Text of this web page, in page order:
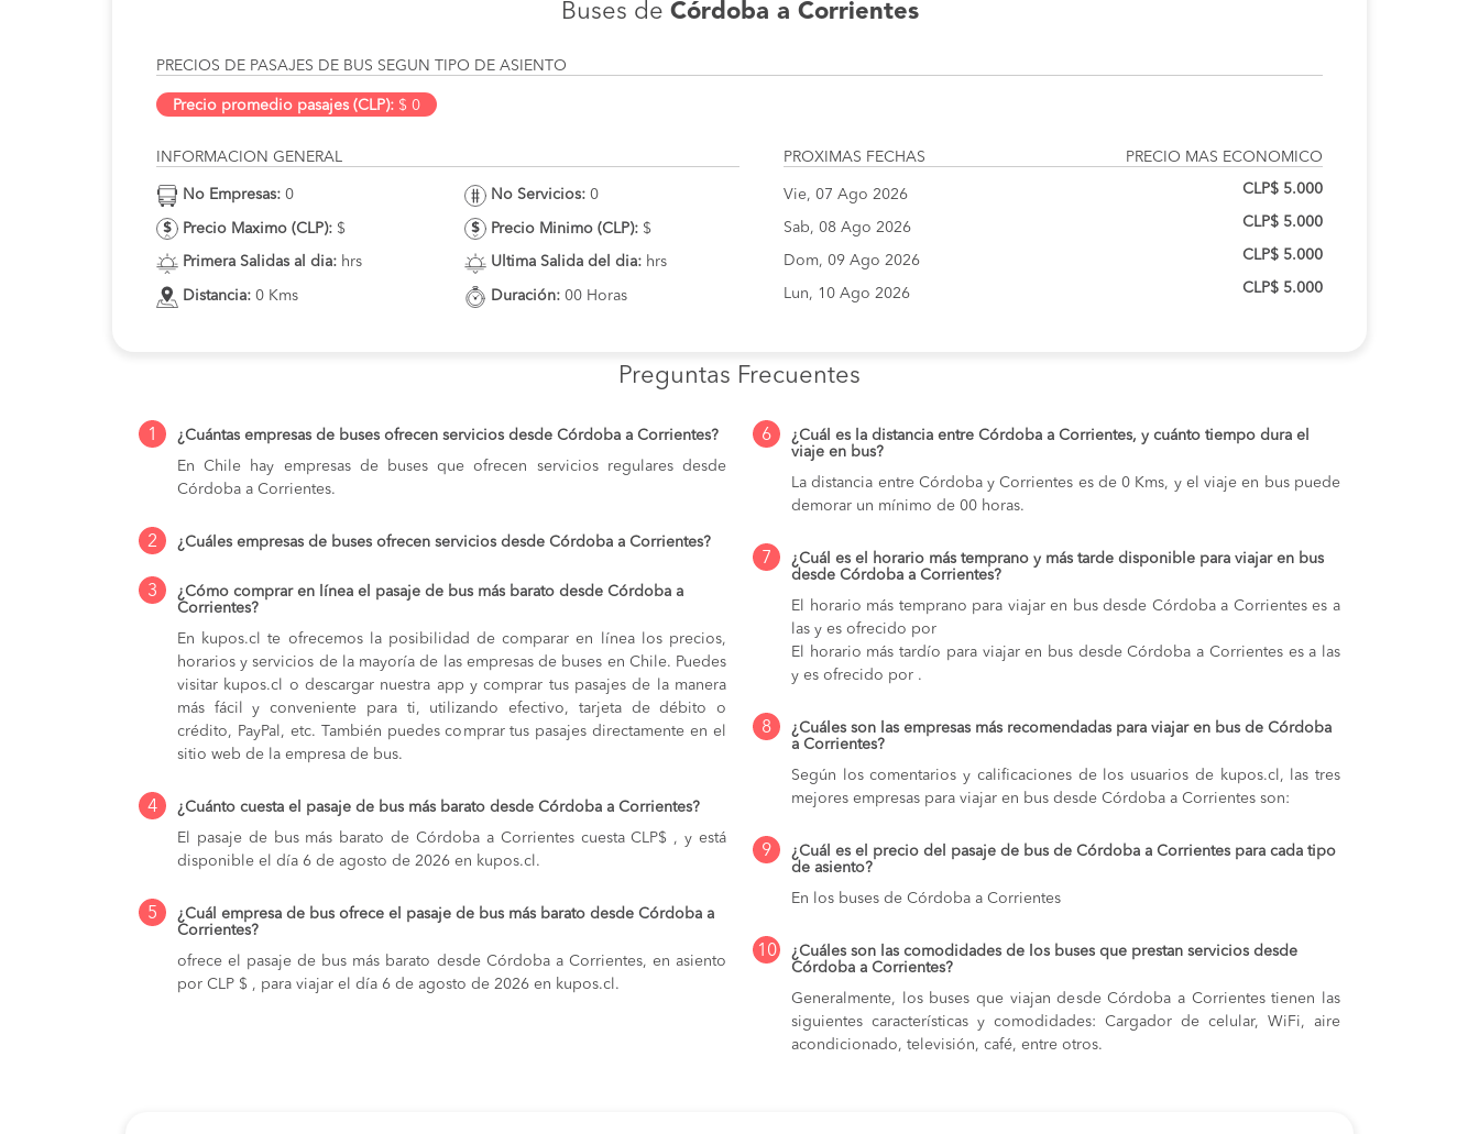
Buses de Córdoba a Corrientes
PRECIOS DE PASAJES DE BUS SEGUN TIPO DE ASIENTO
Precio promedio pasajes (CLP): $ 0
INFORMACION GENERAL
No Empresas: 0
Precio Maximo (CLP): $
Primera Salidas al dia: hrs
Distancia: 0 Kms
No Servicios: 0
Precio Minimo (CLP): $
Ultima Salida del dia: hrs
Duración: 00 Horas
PROXIMAS FECHAS PRECIO MAS ECONOMICO
Vie, 07 Ago 2026
Sab, 08 Ago 2026
Dom, 09 Ago 2026
Lun, 10 Ago 2026
CLP$ 5.000
CLP$ 5.000
CLP$ 5.000
CLP$ 5.000
Preguntas Frecuentes
1
¿Cuántas empresas de buses ofrecen servicios desde Córdoba a Corrientes?
En Chile hay empresas de buses que ofrecen servicios regulares desde
Córdoba a Corrientes.
2 ¿Cuáles empresas de buses ofrecen servicios desde Córdoba a Corrientes?
3
¿Cómo comprar en línea el pasaje de bus más barato desde Córdoba a
Corrientes?
En kupos.cl te ofrecemos la posibilidad de comparar en línea los precios,
horarios y servicios de la mayoría de las empresas de buses en Chile. Puedes
visitar kupos.cl o descargar nuestra app y comprar tus pasajes de la manera
más fácil y conveniente para ti, utilizando efectivo, tarjeta de débito o
crédito, PayPal, etc. También puedes comprar tus pasajes directamente en el
sitio web de la empresa de bus.
4
¿Cuánto cuesta el pasaje de bus más barato desde Córdoba a Corrientes?
El pasaje de bus más barato de Córdoba a Corrientes cuesta CLP$ , y está
disponible el día 6 de agosto de 2026 en kupos.cl.
5
¿Cuál empresa de bus ofrece el pasaje de bus más barato desde Córdoba a
Corrientes?
ofrece el pasaje de bus más barato desde Córdoba a Corrientes, en asiento
por CLP $ , para viajar el día 6 de agosto de 2026 en kupos.cl.
6
¿Cuál es la distancia entre Córdoba a Corrientes, y cuánto tiempo dura el
viaje en bus?
La distancia entre Córdoba y Corrientes es de 0 Kms, y el viaje en bus puede
demorar un mínimo de 00 horas.
7
¿Cuál es el horario más temprano y más tarde disponible para viajar en bus
desde Córdoba a Corrientes?
El horario más temprano para viajar en bus desde Córdoba a Corrientes es a
las y es ofrecido por
El horario más tardío para viajar en bus desde Córdoba a Corrientes es a las
y es ofrecido por .
8
¿Cuáles son las empresas más recomendadas para viajar en bus de Córdoba
a Corrientes?
Según los comentarios y calificaciones de los usuarios de kupos.cl, las tres
mejores empresas para viajar en bus desde Córdoba a Corrientes son:
9
¿Cuál es el precio del pasaje de bus de Córdoba a Corrientes para cada tipo
de asiento?
En los buses de Córdoba a Corrientes
10
¿Cuáles son las comodidades de los buses que prestan servicios desde
Córdoba a Corrientes?
Generalmente, los buses que viajan desde Córdoba a Corrientes tienen las
siguientes características y comodidades: Cargador de celular, WiFi, aire
acondicionado, televisión, café, entre otros.